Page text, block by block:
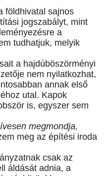
földhivatal sajnos
jogszabályt, mint
a
tudhatjuk, melyik
a hajdúböszörményi
nem nyilatkozhat,
annak első
utal. Kapok
is, egyszer sem
megmondja,
meg az építési iroda
csak az
áldását adnia, a